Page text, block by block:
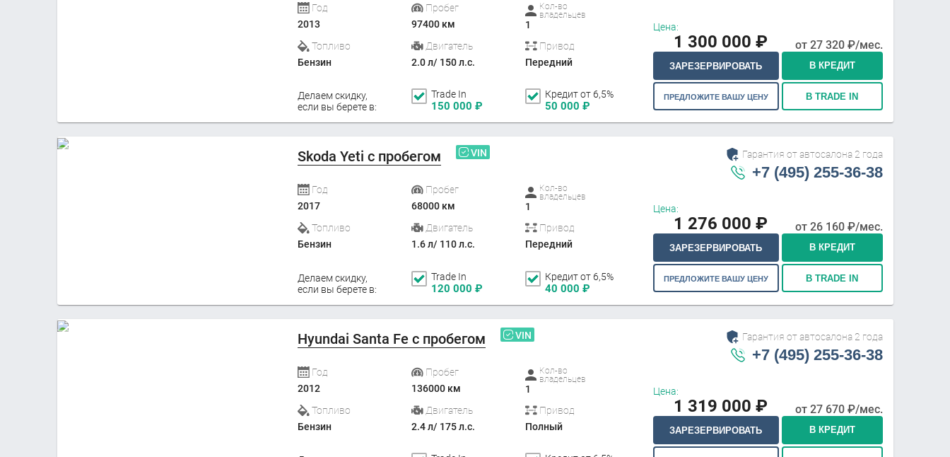
Год
2013
Пробег
97400 км
Кол-во
владельцев
1
Топливо
Бензин
Двигатель
2.0 л/ 150 л.с.
Привод
Передний
Делаем скидку,
если вы берете в:
Trade In
150 000 ₽
Кредит от 6,5%
50 000 ₽
Цена:
1 300 000 ₽ от 27 320₽/мес.
ЗАРЕЗЕРВИРОВАТЬ В КРЕДИТ
ПРЕДЛОЖИТЕ ВАШУ ЦЕНУ В TRADE IN
Skoda Yeti с пробегом VIN
Год
2017
Пробег
68000 км
Кол-во
владельцев
1
Топливо
Бензин
Двигатель
1.6 л/ 110 л.с.
Привод
Передний
Делаем скидку,
если вы берете в:
Trade In
120 000 ₽
Кредит от 6,5%
40 000 ₽
Гарантия от автосалона 2 года
+7 (495) 255-36-38
Цена:
1 276 000 ₽ от 26 160₽/мес.
ЗАРЕЗЕРВИРОВАТЬ В КРЕДИТ
ПРЕДЛОЖИТЕ ВАШУ ЦЕНУ В TRADE IN
Hyundai Santa Fe с пробегом VIN
Год
2012
Пробег
136000 км
Кол-во
владельцев
1
Топливо
Бензин
Двигатель
2.4 л/ 175 л.с.
Привод
Полный
Гарантия от автосалона 2 года
+7 (495) 255-36-38
Цена:
1 319 000 ₽ от 27 670₽/мес.
ЗАРЕЗЕРВИРОВАТЬ В КРЕДИТ